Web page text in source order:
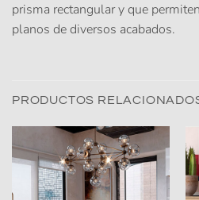
prisma rectangular y que
planos de diversos acabados.
PRODUCTOS